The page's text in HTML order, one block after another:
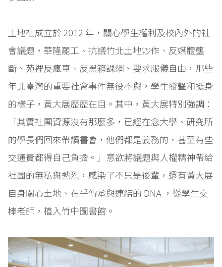
土地社成立於 2012 年，關心學生權利及校內外的社
會議題，華隆罷工、抗議竹北土地炒作、反媒體壟
斷、苑裡反瘋車、反黑箱課綱、要求服儀自由，那些
年北臺灣的重要社會事件無役不與，學生發聲和挺身
的樣子，黃大展歷歷在目。其中，黃大展特別強調：
「其實社團資源沒有那麼多，已經在念大學、研究所
的學長們回來帶讀書會，他們都是義務的，甚至有些
交通費都得自己負擔。」意欲將議題與人權精神帶給
社團的無私與熱烈，感染了不只是後輩，還有黃大展
自身關心土地、在乎傳承與連結的 DNA ，從學生交
棒老師，植入竹中圖書館。